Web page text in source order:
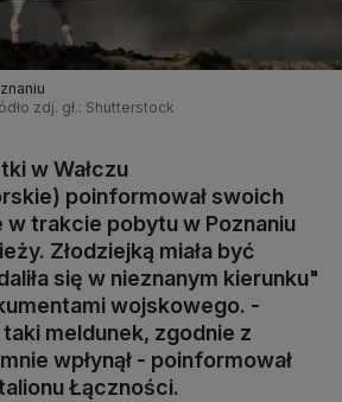
zdj. gł.: Shutterstock
w Wałczu
poinformował swoich
w trakcie pobytu w Poznaniu
Złodziejką miała być
się w nieznanym kierunku"
wojskowego. -
meldunek, zgodnie z
wpłynął - poinformował
Łączności.